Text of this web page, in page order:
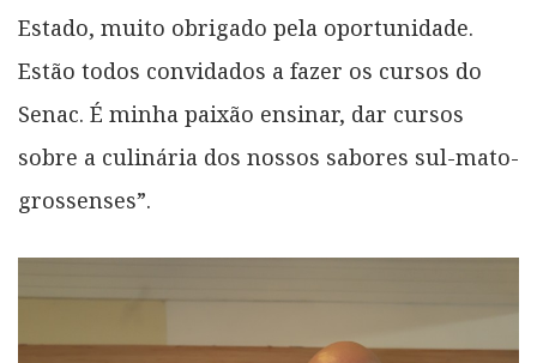
Estado, muito obrigado pela oportunidade.
Estão todos convidados a fazer os cursos do
Senac. É minha paixão ensinar, dar cursos
sobre a culinária dos nossos sabores sul-mato-
grossenses”.